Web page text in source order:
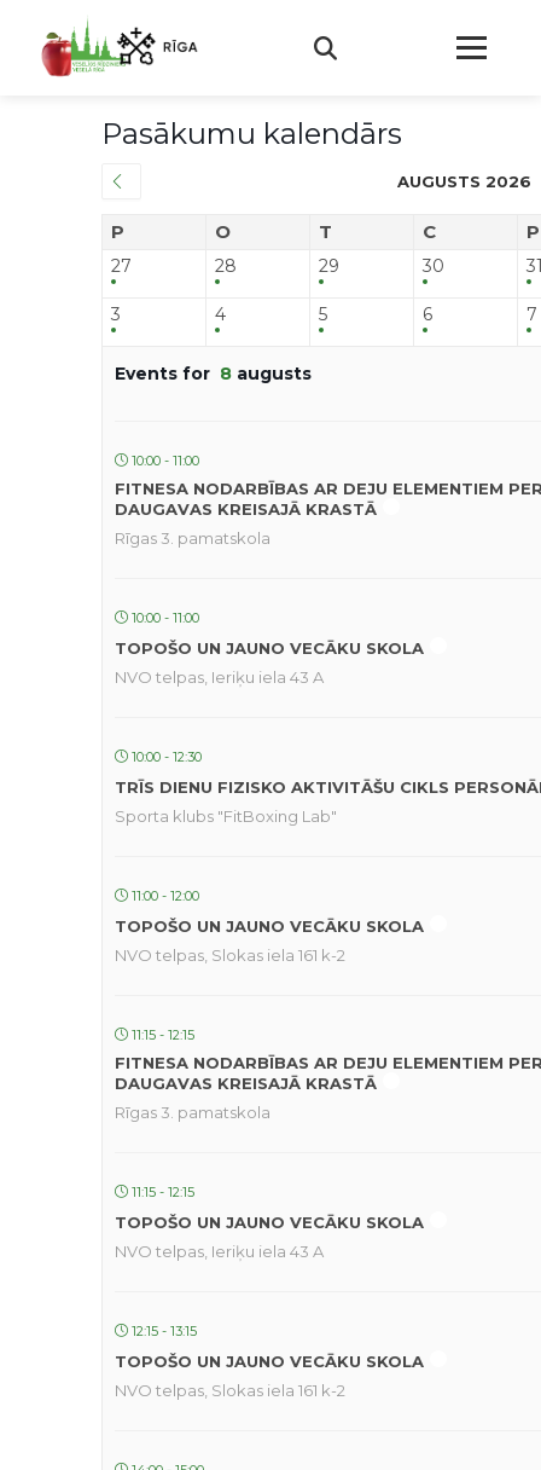
Pasākumu kalendārs
AUGUSTS 2026
P O T C
27 28 29 30
3 4 5 6 7
Events for 8 augusts
10:00 - 11:00
FITNESA NODARBĪBAS AR DEJU ELEMENTIEM
DAUGAVAS KREISAJĀ KRASTĀ
Rīgas 3. pamatskola
10:00 - 11:00
TOPOŠO UN JAUNO VECĀKU SKOLA
NVO telpas, Ieriķu iela 43 A
10:00 - 12:30
TRĪS DIENU FIZISKO AKTIVITĀŠU CIKLS
Sporta klubs "FitBoxing Lab"
11:00 - 12:00
TOPOŠO UN JAUNO VECĀKU SKOLA
NVO telpas, Slokas iela 161 k-2
11:15 - 12:15
FITNESA NODARBĪBAS AR DEJU ELEMENTIEM
DAUGAVAS KREISAJĀ KRASTĀ
Rīgas 3. pamatskola
11:15 - 12:15
TOPOŠO UN JAUNO VECĀKU SKOLA
NVO telpas, Ieriķu iela 43 A
12:15 - 13:15
TOPOŠO UN JAUNO VECĀKU SKOLA
NVO telpas, Slokas iela 161 k-2